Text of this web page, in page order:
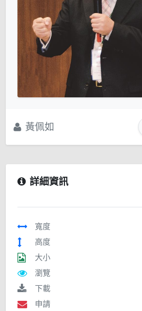
黃佩如
詳細資訊
寬度
高度
大小
瀏覽
下載
申請